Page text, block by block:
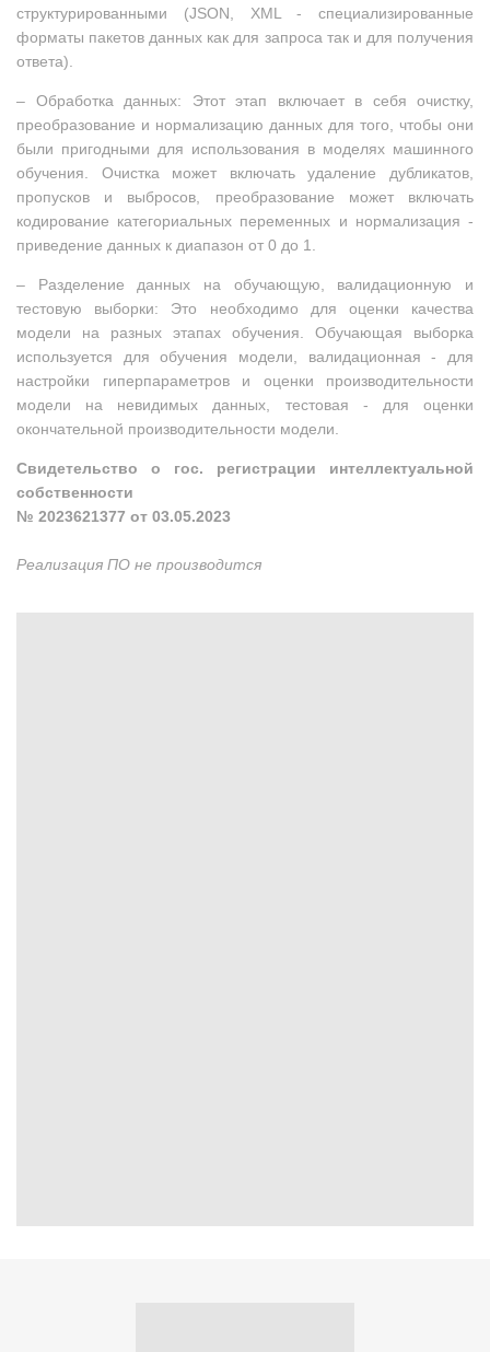
структурированными (JSON, XML - специализированные
форматы пакетов данных как для запроса так и для получения
ответа).
– Обработка данных: Этот этап включает в себя очистку,
преобразование и нормализацию данных для того, чтобы они
были пригодными для использования в моделях машинного
обучения. Очистка может включать удаление дубликатов,
пропусков и выбросов, преобразование может включать
кодирование категориальных переменных и нормализация -
приведение данных к диапазон от 0 до 1.
– Разделение данных на обучающую, валидационную и
тестовую выборки: Это необходимо для оценки качества
модели на разных этапах обучения. Обучающая выборка
используется для обучения модели, валидационная - для
настройки гиперпараметров и оценки производительности
модели на невидимых данных, тестовая - для оценки
окончательной производительности модели.
Свидетельство о гос. регистрации интеллектуальной
собственности
№ 2023621377 от 03.05.2023
Реализация ПО не производится